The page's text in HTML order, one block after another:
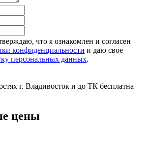
что я ознакомлен и согласен
конфиденциальности и даю свое
персональных данных.
г. Владивосток и до ТК бесплатна
цены